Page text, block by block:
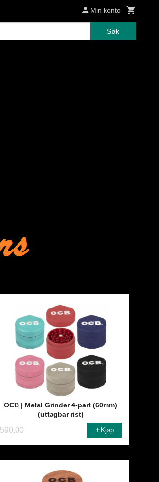
Min konto
Søk
OCB | Metal Grinder 4-part (60mm)
(uttagbar rist)
590,00 Kjøp